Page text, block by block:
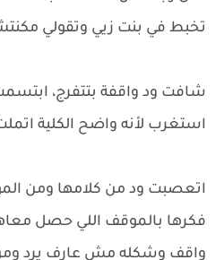
تخبط في بنت زيي وتقولي
شافت ود واقفة بتتفرج،
استغرب لأنه واضح الكلية
اتعصبت ود من كلامها ومن
فكرها بالموقف اللي حصل
واقف وشكله مش عارف يرد